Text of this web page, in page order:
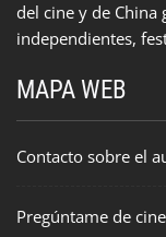
del cine y de China
independientes,
MAPA WEB
Contacto sobre el
Pregúntame de cine